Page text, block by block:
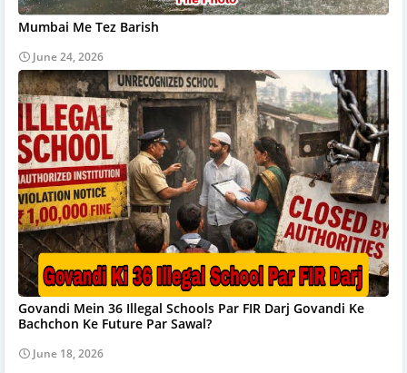
Mumbai Me Tez Barish
June 24, 2026
Govandi Mein 36 Illegal Schools Par FIR Darj Govandi Ke
Bachchon Ke Future Par Sawal?
June 18, 2026